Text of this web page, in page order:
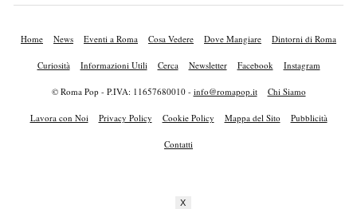
Home News Eventi a Roma Cosa Vedere Dove Mangiare Dintorni di Roma
Curiosità Informazioni Utili Cerca Newsletter Facebook Instagram
© Roma Pop - P.IVA: 11657680010 - info@romapop.it Chi Siamo
Lavora con Noi Privacy Policy Cookie Policy Mappa del Sito Pubblicità
Contatti
X